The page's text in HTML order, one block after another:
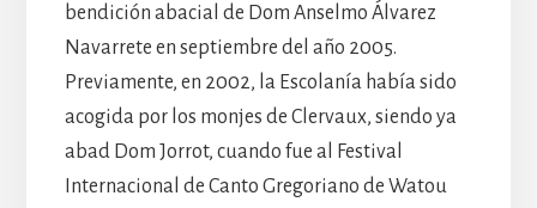
bendición abacial de Dom Anselmo Álvarez
Navarrete en septiembre del año 2005.
Previamente, en 2002, la Escolanía había sido
acogida por los monjes de Clervaux, siendo ya
abad Dom Jorrot, cuando fue al Festival
Internacional de Canto Gregoriano de Watou